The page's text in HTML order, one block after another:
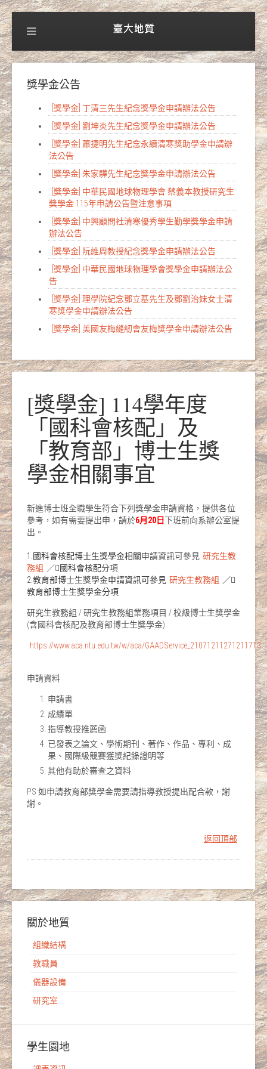
獎學金公告
[獎學金] 丁清三先生紀念獎學金申請辦法公告
[獎學金] 劉坤炎先生紀念獎學金申請辦法公告
[獎學金] 蕭捷明先生紀念永續清寒獎助學金申請辦
法公告
[獎學金] 朱家驊先生紀念獎學金申請辦法公告
[獎學金] 中華民國地球物理學會 蔡義本教授研究生
獎學金 115年申請公告暨注意事項
[獎學金] 中興顧問社清寒優秀學生勤學獎學金申請
辦法公告
[獎學金] 阮維周教授紀念獎學金申請辦法公告
[獎學金] 中華民國地球物理學會獎學金申請辦法公
告
[獎學金] 理學院紀念鄧立基先生及鄧劉治妹女士清
寒獎學金申請辦法公告
[獎學金] 美國友梅縫紉會友梅獎學金申請辦法公告
[獎學金] 114學年度
「國科會核配」及
「教育部」博士生獎
學金相關事宜
新進博士班全職學生符合下列獎學金申請資格，提供各位
參考，如有需要提出申，請於6月20日下班前向系辦公室提
出。
1.國科會核配博士生獎學金相關申請資訊可參見 研究生教
務組
／國科會核配分項
2.教育部博士生獎學金申請資訊可參見 研究生教務組
／
教育部博士生獎學金分項
研究生教務組 / 研究生教務組業務項目 / 校級博士生獎學金
(含國科會核配及教育部博士生獎學金)
https://www.aca.ntu.edu.tw/w/aca/GAADService_21071211271211713
申請資料
申請書
成績單
指導教授推薦函
已發表之論文、學術期刊、著作、作品、專利、成
果、國際級競賽獲獎紀錄證明等
其他有助於審查之資料
PS 如申請教育部獎學金需要請指導教授提出配合款，謝
謝。
返回頂部
關於地質
組織結構
教職員
儀器設備
研究室
學生園地